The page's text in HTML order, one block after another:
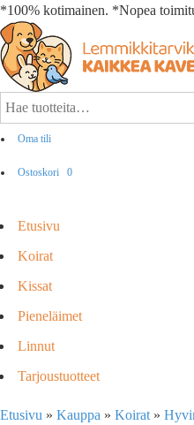
*100% kotimainen. *Nopea
Oma tili
Ostoskori 0
Etusivu
Koirat
Kissat
Pieneläimet
Linnut
Tarjoustuotteet
Etusivu » Kauppa » Koirat »